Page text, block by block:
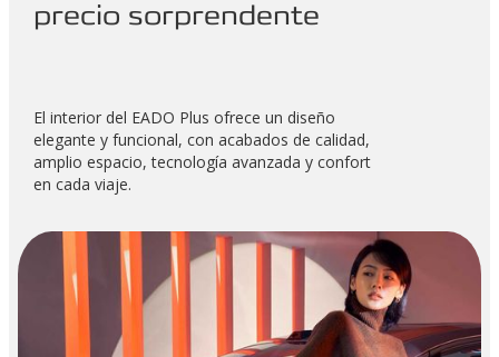
precio sorprendente
El interior del EADO Plus ofrece un diseño
elegante y funcional, con acabados de calidad,
amplio espacio, tecnología avanzada y confort
en cada viaje.